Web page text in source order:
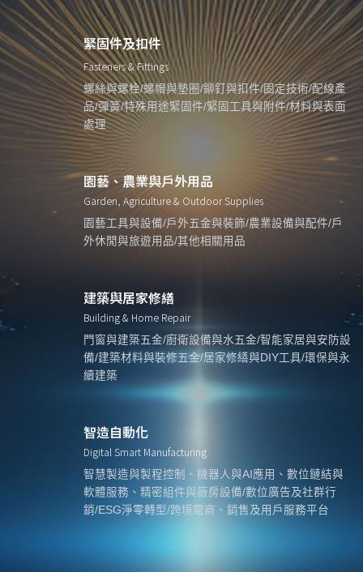
緊固件及扣件
Fasteners & Fittings
螺絲與螺栓/螺帽與墊圈/鉚釘與扣件/固定技術/配線產
品/彈簧/特殊用途緊固件/緊固工具與附件/材料與表面
處理
園藝、農業與戶外用品
Garden, Agriculture & Outdoor Supplies
園藝工具與設備/戶外五金與裝飾/農業設備與配件/戶
外休閒與旅遊用品/其他相關用品
建築與居家修繕
Building & Home Repair
門窗與建築五金/廚衛設備與水五金/智能家居與安防設
備/建築材料與裝修五金/居家修繕與DIY工具/環保與永
續建築
智造自動化
Digital Smart Manufacturing
智慧製造與製程控制、機器人與AI應用、數位鏈結與
軟體服務、精密組件與廠房設備/數位廣告及社群行
銷/ESG淨零轉型/跨境電商、銷售及用戶服務平台